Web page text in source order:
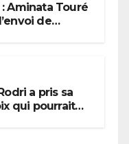
Aminata Touré
de
a pris sa
qui pourrait